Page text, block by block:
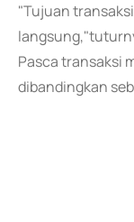
"Tujuan
Pasca transaksi
dibandingkan